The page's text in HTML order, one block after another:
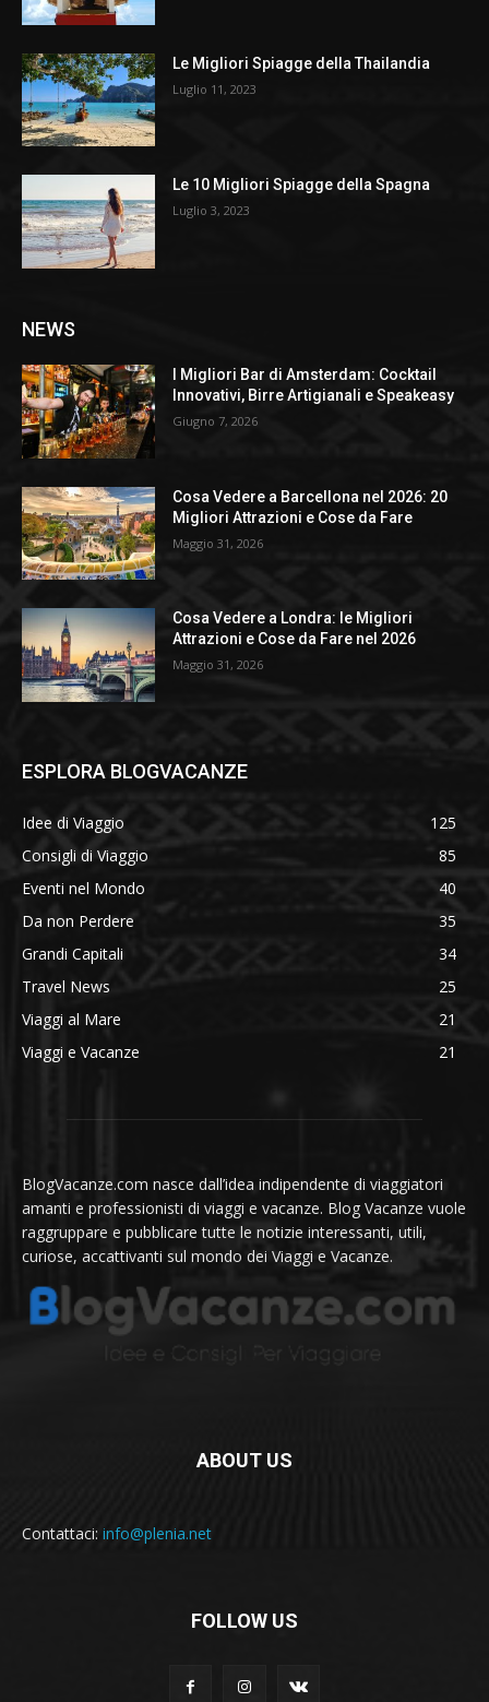
Le Migliori Spiagge della Thailandia
Luglio 11, 2023
Le 10 Migliori Spiagge della Spagna
Luglio 3, 2023
NEWS
I Migliori Bar di Amsterdam: Cocktail
Innovativi, Birre Artigianali e Speakeasy
Giugno 7, 2026
Cosa Vedere a Barcellona nel 2026: 20
Migliori Attrazioni e Cose da Fare
Maggio 31, 2026
Cosa Vedere a Londra: le Migliori
Attrazioni e Cose da Fare nel 2026
Maggio 31, 2026
ESPLORA BLOGVACANZE
Idee di Viaggio
125
Consigli di Viaggio
85
Eventi nel Mondo
40
Da non Perdere
35
Grandi Capitali
34
Travel News
25
Viaggi al Mare
21
Viaggi e Vacanze
21
BlogVacanze.com nasce dall’idea indipendente di viaggiatori
amanti e professionisti di viaggi e vacanze. Blog Vacanze vuole
raggruppare e pubblicare tutte le notizie interessanti, utili,
curiose, accattivanti sul mondo dei Viaggi e Vacanze.
ABOUT US
Contattaci: info@plenia.net
FOLLOW US